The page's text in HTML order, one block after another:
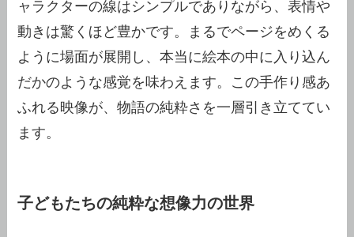
ャラクターの線はシンプルでありながら、表情や
動きは驚くほど豊かです。まるでページをめくる
ように場面が展開し、本当に絵本の中に入り込ん
だかのような感覚を味わえます。この手作り感あ
ふれる映像が、物語の純粋さを一層引き立ててい
ます。
子どもたちの純粋な想像力の世界